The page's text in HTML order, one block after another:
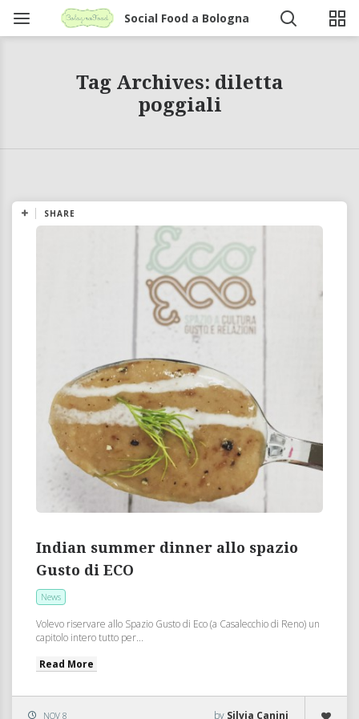
Social Food a Bologna
Tag Archives: diletta
poggiali
SHARE
Indian summer dinner allo spazio
Gusto di ECO
News
Volevo riservare allo Spazio Gusto di Eco (a Casalecchio di Reno) un
capitolo intero tutto per...
Read More
NOV 8 by Silvia Canini